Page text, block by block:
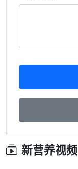
新营养视频